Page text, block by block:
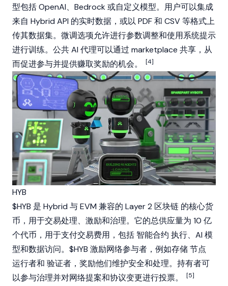
型包括 OpenAI、Bedrock 或自定义模型。用户可以集成
来自 Hybrid API 的实时数据，或以 PDF 和 CSV 等格式上
传其数据集。微调选项允许进行参数调整和使用系统提示
进行训练。公共 AI 代理可以通过 marketplace 共享，从
而促进参与并提供赚取奖励的机会。
[4]
HYB
$HYB 是 Hybrid 与EVM 兼容的 Layer 2 区块链 的核心货
币，用于交易处理、激励和治理。它的总供应量为 10 亿
个代币，用于支付交易费用，包括 智能合约 执行、AI 模
型和数据访问。$HYB 激励网络参与者，例如存储 节点
运行者和 验证者 ，奖励他们维护安全和处理。持有者可
以参与治理并对网络提案和协议变更进行投票。
[5]